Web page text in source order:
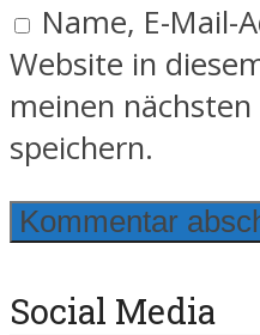
Name, E-Mail-
Website in
meinen
speichern.
Social Media